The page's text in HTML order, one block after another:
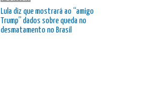
Lula diz que mostrará ao “amigo
Trump” dados sobre queda no
desmatamento no Brasil